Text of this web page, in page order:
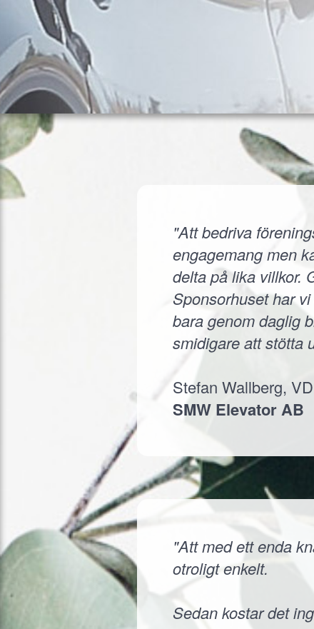
"Att bedriva
engagemang men
delta på lika villkor.
Sponsorhuset har
bara genom daglig
smidigare att stötta
Stefan Wallberg, VD
SMW Elevator AB
"Att med ett enda
otroligt enkelt.
Sedan kostar det